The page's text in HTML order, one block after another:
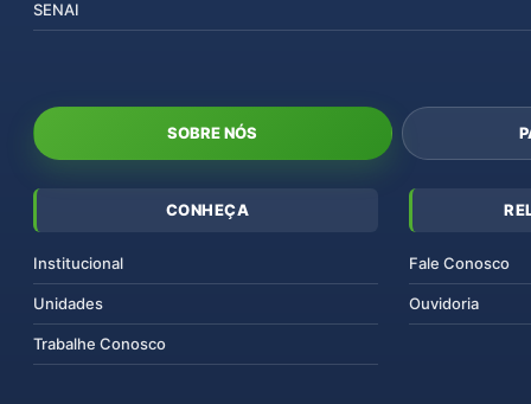
SENAI
SOBRE NÓS
CONHEÇA
Institucional
Unidades
Trabalhe Conosco
Fale Conosco
Ouvidoria